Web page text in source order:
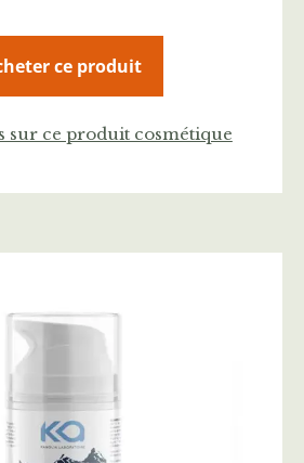
ce produit
sur ce produit cosmétique